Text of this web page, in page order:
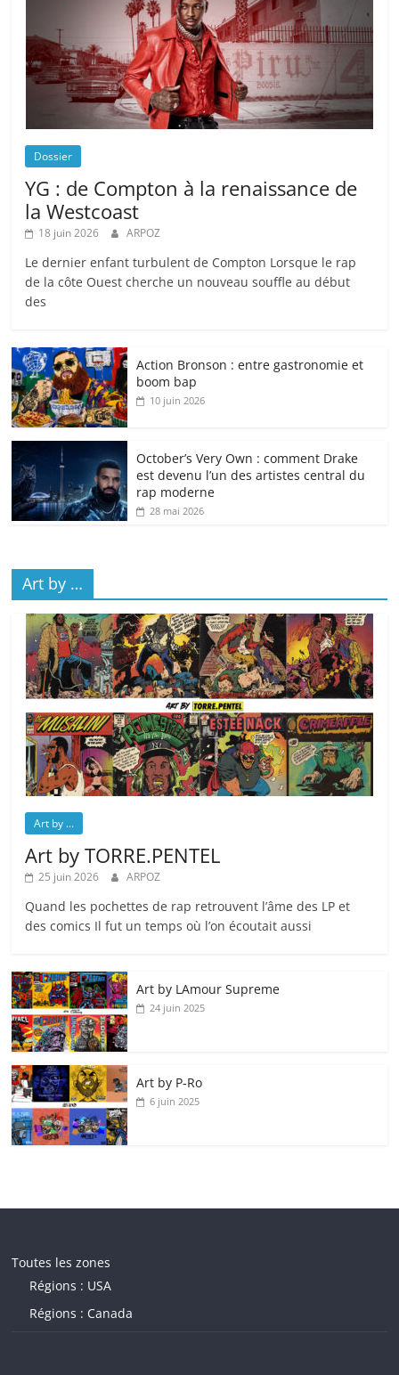
Dossier
YG : de Compton à la renaissance de
la Westcoast
18 juin 2026 ARPOZ
Le dernier enfant turbulent de Compton Lorsque le rap
de la côte Ouest cherche un nouveau souffle au début
des
Action Bronson : entre gastronomie et
boom bap
10 juin 2026
October’s Very Own : comment Drake
est devenu l’un des artistes central du
rap moderne
28 mai 2026
Art by …
Art by ...
Art by TORRE.PENTEL
25 juin 2026 ARPOZ
Quand les pochettes de rap retrouvent l’âme des LP et
des comics Il fut un temps où l’on écoutait aussi
Art by LAmour Supreme
24 juin 2025
Art by P‑Ro
6 juin 2025
Toutes les zones
Régions : USA
Régions : Canada